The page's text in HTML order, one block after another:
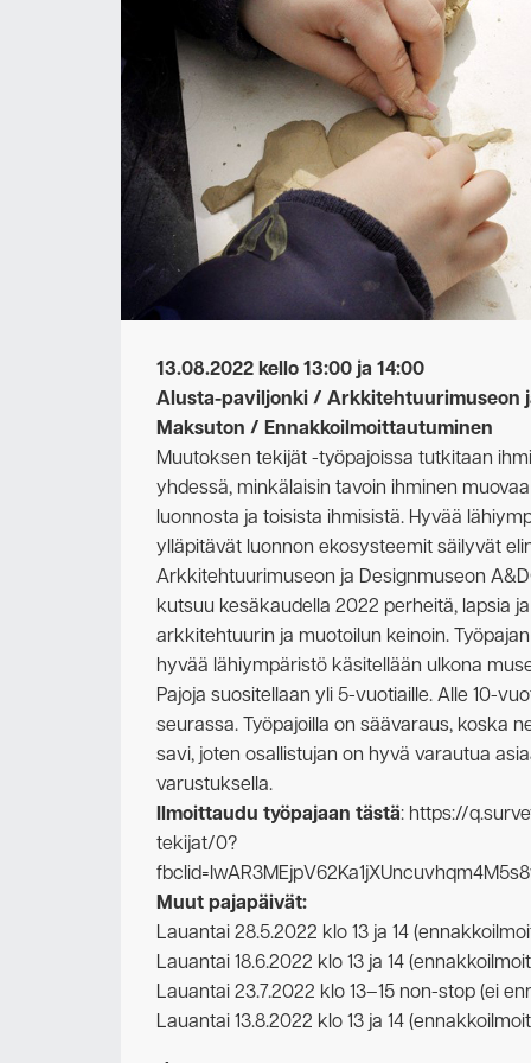
13.08.2022 kello 13:00 ja 14:00
Alusta-paviljonki / Arkkitehtuurimuseon
Maksuton / Ennakkoilmoittautuminen
Muutoksen tekijät -työpajoissa tutkitaan
yhdessä, minkälaisin tavoin ihminen
luonnosta ja toisista ihmisistä. Hyvää
ylläpitävät luonnon ekosysteemit säilyvät
Arkkitehtuurimuseon ja Designmuseon
kutsuu kesäkaudella 2022 perheitä, lapsia
arkkitehtuurin ja muotoilun keinoin.
hyvää lähiympäristö käsitellään ulkona
Pajoja suositellaan yli 5-vuotiaille. Alle 10-
seurassa. Työpajoilla on säävaraus, koska
savi, joten osallistujan on hyvä varautua
varustuksella.
Ilmoittaudu työpajaan tästä: https://
tekijat/0?
Muut pajapäivät:
Lauantai 28.5.2022 klo 13 ja 14
Lauantai 18.6.2022 klo 13 ja 14
Lauantai 23.7.2022 klo 13–15 non-stop (ei
Lauantai 13.8.2022 klo 13 ja 14